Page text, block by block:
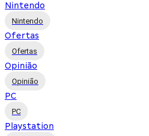
Nintendo
Nintendo
Ofertas
Ofertas
Opinião
Opinião
PC
PC
Playstation